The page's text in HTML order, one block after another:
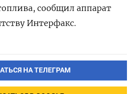
сообщил аппарат
Интерфакс.
НА ТЕЛЕГРАМ